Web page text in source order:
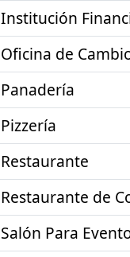
Institución
Oficina de
Panadería
Pizzería
Restaurante
Restaurante de
Salón Para